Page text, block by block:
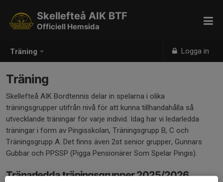
Träning Logga in
Skellefteå AIK BTF
Officiell Hemsida
Träning
Skellefteå AIK Bordtennis delar in spelarna i olika
träningsgrupper utifrån nivå för att kunna tillhandahålla så
utvecklande träningar för varje individ. Idag har vi ledarledda
träningar i form av Pingisskolan, Träningsgrupp B, C och
Träningsgrupp A. Det finns även 2st senior grupper, Gunnars
Gubbar och PPSSP (Pigga Pensionärer Som Spelar Pingis).
Tränarledda träningsgrupper 2025/2026